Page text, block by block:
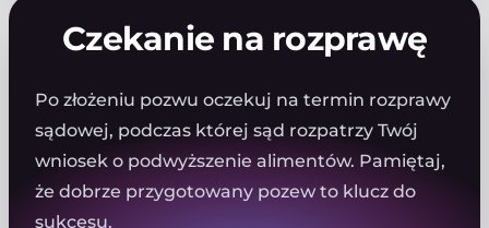
Czekanie na rozprawę
Po złożeniu pozwu oczekuj na termin rozprawy
sądowej, podczas której sąd rozpatrzy Twój
wniosek o podwyższenie alimentów. Pamiętaj,
że dobrze przygotowany pozew to klucz do
sukcesu.